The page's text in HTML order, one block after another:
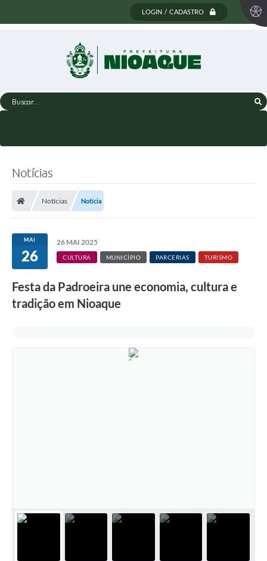
LOGIN / CADASTRO
Buscar...
Notícias
Notícias Notícia
MAI
26
26 MAI 2025
CULTURA MUNICÍPIO PARCERIAS TURISMO
Festa da Padroeira une economia, cultura e
tradição em Nioaque